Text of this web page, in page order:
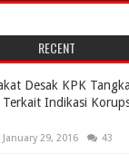
RECENT
Desak KPK
Indikasi
January 29, 2016 43